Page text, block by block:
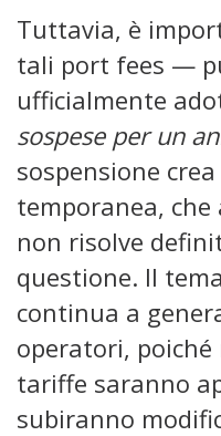
Tuttavia, è
tali port fees —
ufficialmente
sospese per un
sospensione
temporanea,
non risolve
questione. Il
continua a
operatori, poiché
tariffe saranno
subiranno